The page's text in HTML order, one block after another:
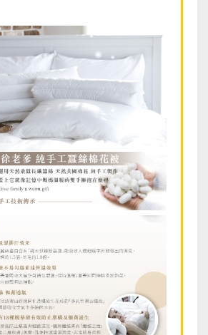
Swefen 舒微氛
Brighter描圖光板
熱門推薦 Hot!